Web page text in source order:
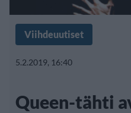
Viihdeuutiset
5.2.2019, 16:40
Queen-tähti